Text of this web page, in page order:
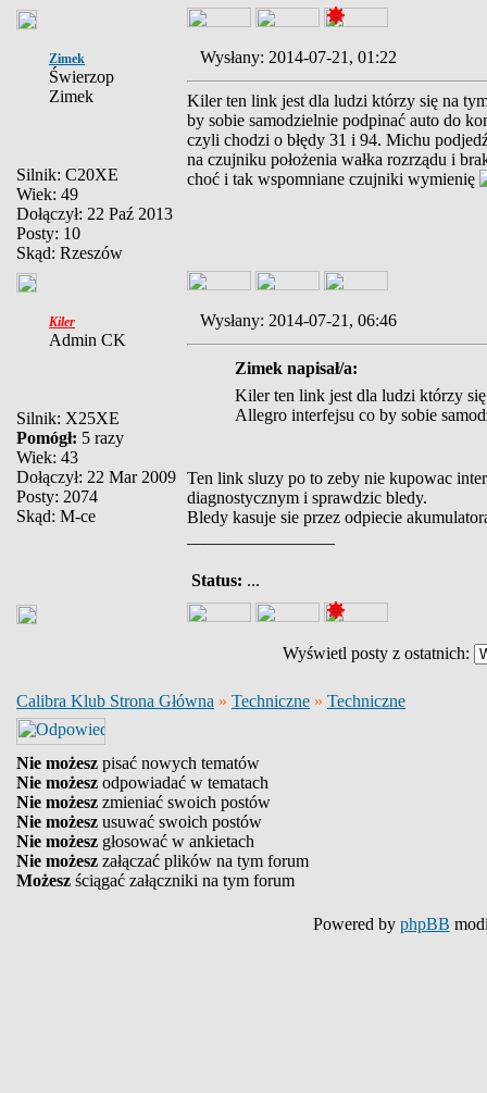
Zimek
Świerzop
Zimek
Silnik: C20XE
Wiek: 49
Dołączył: 22 Paź 2013
Posty: 10
Skąd: Rzeszów
Wysłany: 2014-07-21, 01:22
Kiler ten link jest dla ludzi którzy się na
by sobie samodzielnie podpinać auto do
czyli chodzi o błędy 31 i 94. Michu
na czujniku położenia wałka rozrządu i
choć i tak wspomniane czujniki wymienię
Kiler
Admin CK
Silnik: X25XE
Pomógł: 5 razy
Wiek: 43
Dołączył: 22 Mar 2009
Posty: 2074
Skąd: M-ce
Wysłany: 2014-07-21, 06:46
Zimek napisał/a:
Kiler ten link jest dla ludzi którzy
Allegro interfejsu co by sobie
Ten link sluzy po to zeby nie kupowac
diagnostycznym i sprawdzic bledy.
Bledy kasuje sie przez odpiecie
Status: ...
Wyświetl posty z ostatnich:
Calibra Klub Strona Główna » Techniczne » Techniczne
Nie możesz pisać nowych tematów
Nie możesz odpowiadać w tematach
Nie możesz zmieniać swoich postów
Nie możesz usuwać swoich postów
Nie możesz głosować w ankietach
Nie możesz załączać plików na tym forum
Możesz ściągać załączniki na tym forum
Powered by phpBB